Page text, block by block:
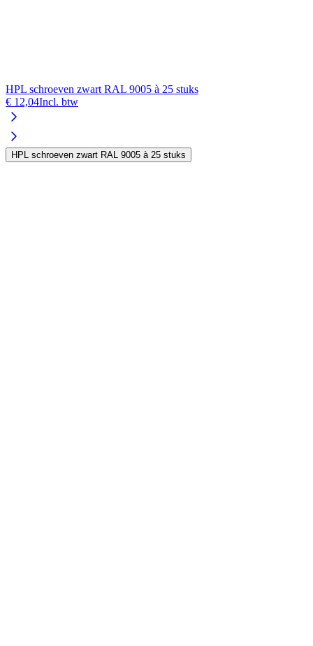
HPL schroeven zwart RAL 9005 à 25 stuks
€ 12,04Incl. btw
HPL schroeven zwart RAL 9005 à 25 stuks